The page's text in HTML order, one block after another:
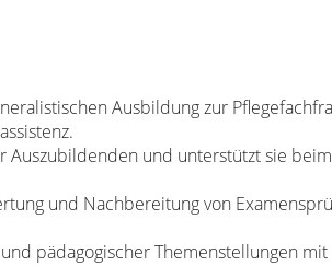
Ausbildung zur
Auszubildenden und unterstützt sie beim
und Nachbereitung von
pädagogischer Themenstellungen mit